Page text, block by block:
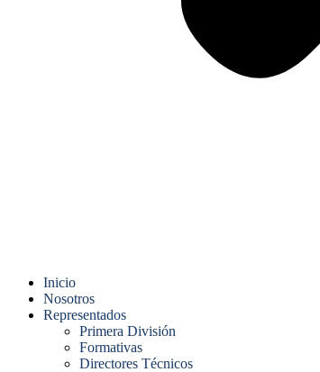
Inicio
Nosotros
Representados
Primera División
Formativas
Directores Técnicos